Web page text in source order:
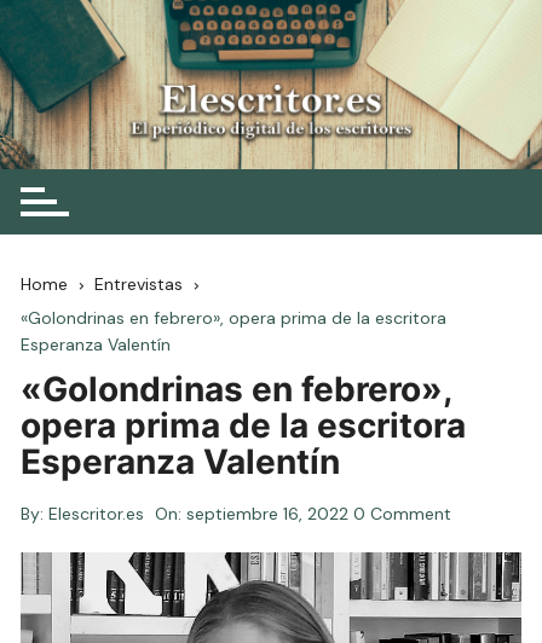
Skip
to
content
Elescritor.es
El periódico digital de los escritores
Home
Entrevistas
«Golondrinas en febrero», opera prima de la escritora
Esperanza Valentín
«Golondrinas en febrero»,
opera prima de la escritora
Esperanza Valentín
By: Elescritor.es On:septiembre 16, 2022 0 Comment